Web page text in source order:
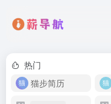
热门
猫步简历